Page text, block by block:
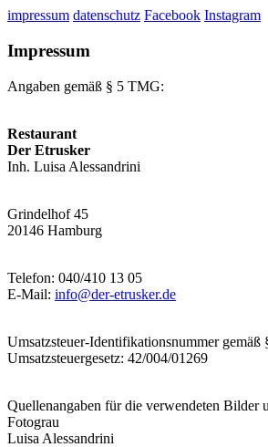
impressum datenschutz Facebook Instagram
Impressum
Angaben gemäß § 5 TMG:
Restaurant
Der Etrusker
Inh. Luisa Alessandrini
Grindelhof 45
20146 Hamburg
Telefon: 040/410 13 05
E-Mail: info@der-etrusker.de
Umsatzsteuer-Identifikationsnummer gemäß
Umsatzsteuergesetz: 42/004/01269
Quellenangaben für die verwendeten Bilder
Fotograu
Luisa Alessandrini